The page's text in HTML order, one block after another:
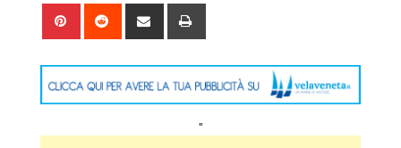
Pinterest Reddit
Share
"